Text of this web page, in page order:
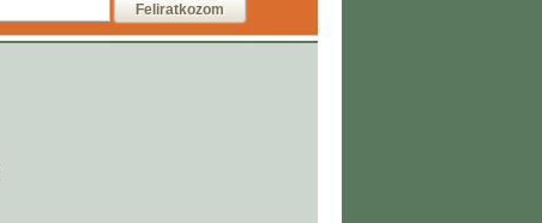
Feliratkozom